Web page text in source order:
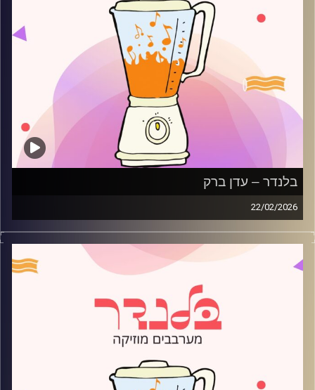
בלנדר – עדן ברק
22/02/2026
מוזיקה רגועה לפתוח איתה את הבוקר בהגשת עדן ברק
קרדיט תמונות:
AudioVersity